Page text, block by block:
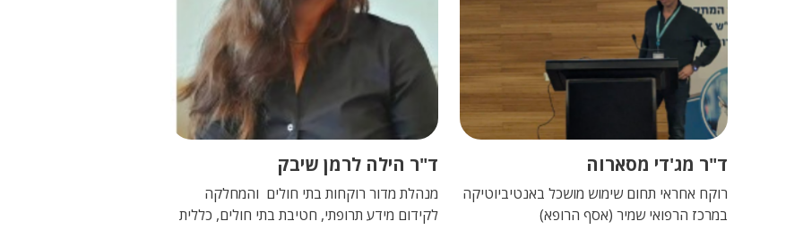
ד"ר מג'די מסארוה
רוקח אחראי תחום שימוש מושכל באנטיביוטיקה
במרכז הרפואי שמיר (אסף הרופא)
ד"ר הילה לרמן שיבק
מנהלת מדור רוקחות בתי חולים והמחלקה
לקידום מידע תרופתי, חטיבת בתי חולים, כללית